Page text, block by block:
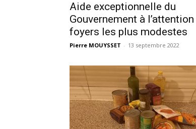
Aide exceptionnelle du
Gouvernement à
foyers les plus modestes
Pierre MOUYSSET - 13 septembre 2022